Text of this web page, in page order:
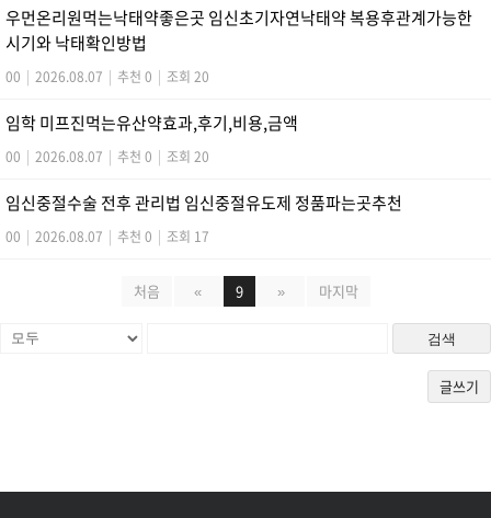
우먼온리원먹는낙태약좋은곳 임신초기자연낙태약 복용후관계가능한
시기와 낙태확인방법
00 | 2026.08.07 | 추천 0 | 조회 20
임학 미프진먹는유산약효과,후기,비용,금액
00 | 2026.08.07 | 추천 0 | 조회 20
임신중절수술 전후 관리법 임신중절유도제 정품파는곳추천
00 | 2026.08.07 | 추천 0 | 조회 17
처음 « 9 » 마지막
검색
글쓰기